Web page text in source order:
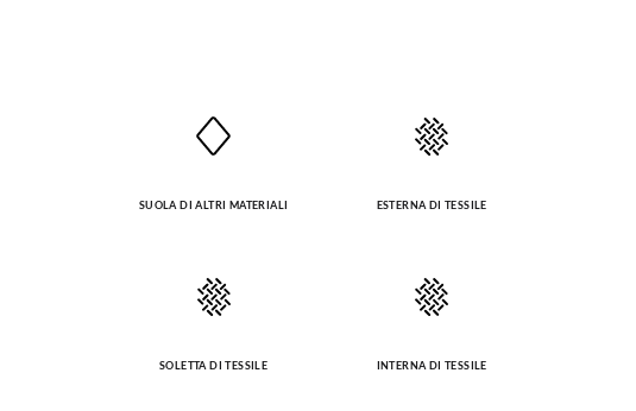
SUOLA DI ALTRI MATERIALI ESTERNA DI TESSILE
SOLETTA DI TESSILE INTERNA DI TESSILE